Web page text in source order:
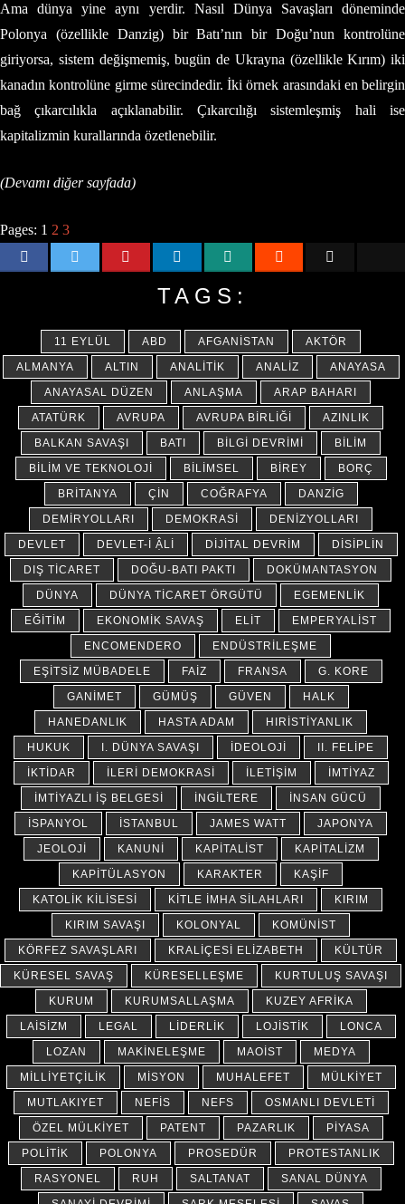
Ama dünya yine aynı yerdir. Nasıl Dünya Savaşları döneminde
Polonya (özellikle Danzig) bir Batı’nın bir Doğu’nun kontrolüne
giriyorsa, sistem değişmemiş, bugün de Ukrayna (özellikle Kırım) iki
kanadın kontrolüne girme sürecindedir. İki örnek arasındaki en belirgin
bağ çıkarcılıkla açıklanabilir. Çıkarcılığı sistemleşmiş hali ise
kapitalizmin kurallarında özetlenebilir.
(Devamı diğer sayfada)
Pages: 1 2 3
TAGS:
11 EYLÜL ABD AFGANISTAN
AKTÖR
ALMANYA
ALTIN ANALITIK ANALIZ
ANAYASA
ANAYASAL DÜZEN
ANLAŞMA
ARAP BAHARI
ATATÜRK
AVRUPA AVRUPA BIRLIĞI
AZINLIK
BALKAN SAVAŞI
BATI BILGI DEVRIMI
BILIM
BILIM VE TEKNOLOJI
BILIMSEL BIREY
BORÇ
BRITANYA
ÇIN COĞRAFYA
DANZIG
DEMIRYOLLARI
DEMOKRASI
DENIZYOLLARI
DEVLET
DEVLET-I ẬLI DIJITAL DEVRIM
DISIPLIN
DIŞ TICARET
DOĞU-BATI PAKTI
DOKÜMANTASYON
DÜNYA
DÜNYA TICARET ÖRGÜTÜ
EGEMENLIK
EĞITIM
EKONOMIK SAVAŞ ELIT
EMPERYALIST
ENCOMENDERO
ENDÜSTRILEŞME
EŞITSIZ MÜBADELE
FAIZ FRANSA
G. KORE
GANIMET
GÜMÜŞ GÜVEN
HALK
HANEDANLIK
HASTA ADAM
HIRISTIYANLIK
HUKUK
I. DÜNYA SAVAŞI İDEOLOJI
II. FELIPE
İKTIDAR
İLERI DEMOKRASI İLETIŞIM
İMTIYAZ
İMTIYAZLI İŞ BELGESI
İNGILTERE
İNSAN GÜCÜ
İSPANYOL
İSTANBUL JAMES WATT
JAPONYA
JEOLOJI
KANUNI KAPITALIST
KAPITALIZM
KAPITÜLASYON
KARAKTER
KAŞIF
KATOLIK KILISESI
KITLE İMHA SILAHLARI
KIRIM
KIRIM SAVAŞI
KOLONYAL
KOMÜNIST
KÖRFEZ SAVAŞLARI
KRALIÇESI ELIZABETH
KÜLTÜR
KÜRESEL SAVAŞ
KÜRESELLEŞME
KURTULUŞ SAVAŞI
KURUM
KURUMSALLAŞMA
KUZEY AFRIKA
LAISIZM
LEGAL LIDERLIK LOJISTIK
LONCA
LOZAN
MAKINELEŞME MAOIST
MEDYA
MILLIYETÇILIK
MISYON MUHALEFET
MÜLKIYET
MUTLAKIYET
NEFIS NEFS
OSMANLI DEVLETI
ÖZEL MÜLKIYET
PATENT PAZARLIK
PIYASA
POLITIK
POLONYA PROSEDÜR
PROTESTANLIK
RASYONEL
RUH SALTANAT
SANAL DÜNYA